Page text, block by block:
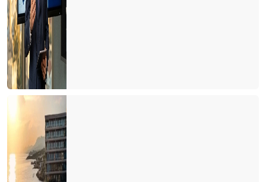
Memur ve Emekli Antalya'dan kaçıyor
Turist olarak değil yerleşmeye geliyorlar
Turizmci desteğe muhtaç
Dünya Antalyayı izledi
Fuarları özlemişiz
Personel turizm sektöründen kaçıyor
Turist ne yapsın?